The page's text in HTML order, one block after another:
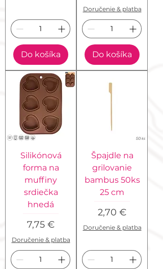
Do košíka
Doručenie & platba
Do košíka
Silikónová
forma na
muffiny
srdiečka
hnedá
Cena
7,75 €
Doručenie & platba
Špajdle na
grilovanie
bambus 50ks
25 cm
Cena
2,70 €
Doručenie & platba